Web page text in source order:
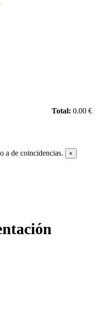
Total: 0.00 €
a de coincidencias. ×